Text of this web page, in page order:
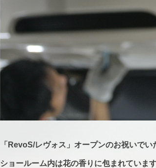
「RevoS/レヴォス」オープンのお祝いで
ショールーム内は花の香りに包まれています